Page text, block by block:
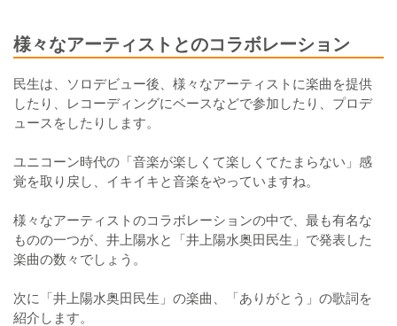
様々なアーティストとのコラボレーション
民生は、ソロデビュー後、様々なアーティストに楽曲を提供
したり、レコーディングにベースなどで参加したり、プロデ
ュースをしたりします。
ユニコーン時代の「音楽が楽しくて楽しくてたまらない」感
覚を取り戻し、イキイキと音楽をやっていますね。
様々なアーティストのコラボレーションの中で、最も有名な
ものの一つが、井上陽水と「井上陽水奥田民生」で発表した
楽曲の数々でしょう。
次に「井上陽水奥田民生」の楽曲、「ありがとう」の歌詞を
紹介します。